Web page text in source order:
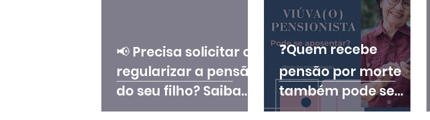
📢 Precisa solicitar ou
regularizar a pensão
do seu filho? Saiba
como agir!
❓Quem recebe
pensão por morte
também pode se
aposentar?